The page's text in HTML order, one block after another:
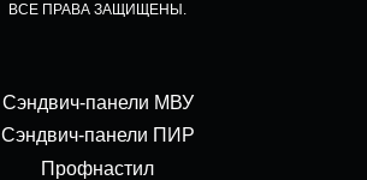
ВСЕ ПРАВА ЗАЩИЩЕНЫ.
Сэндвич-панели МВУ
Сэндвич-панели ПИР
Профнастил